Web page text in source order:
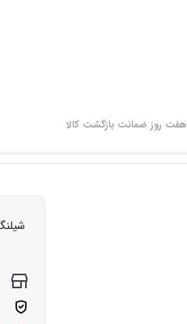
هفت روز ضمانت بازگشت کالا